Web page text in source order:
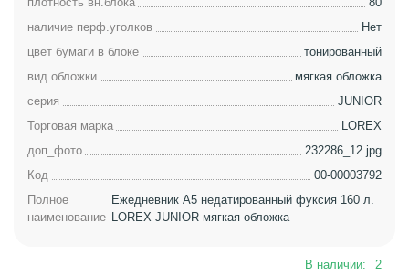
наличие перф.уголков
Нет
цвет бумаги в блоке
тонированный
вид обложки
мягкая обложка
серия
JUNIOR
Торговая марка
LOREX
доп_фото
232286_12.jpg
Код
00-00003792
Полное
наименование
Ежедневник A5 недатированный фуксия 160 л.
LOREX JUNIOR мягкая обложка
В наличии: 2